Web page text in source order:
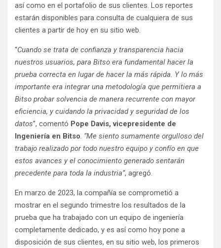
así como en el portafolio de sus clientes. Los reportes
estarán disponibles para consulta de cualquiera de sus
clientes a partir de hoy en su sitio web.
“Cuando se trata de confianza y transparencia hacia
nuestros usuarios, para Bitso era fundamental hacer la
prueba correcta en lugar de hacer la más rápida. Y lo más
importante era integrar una metodología que permitiera a
Bitso probar solvencia de manera recurrente con mayor
eficiencia, y cuidando la privacidad y seguridad de los
datos”, comentó Pope Davis, vicepresidente de
Ingeniería en Bitso. “Me siento sumamente orgulloso del
trabajo realizado por todo nuestro equipo y confío en que
estos avances y el conocimiento generado sentarán
precedente para toda la industria”, agregó.
En marzo de 2023, la compañía se comprometió a
mostrar en el segundo trimestre los resultados de la
prueba que ha trabajado con un equipo de ingeniería
completamente dedicado, y es así como hoy pone a
disposición de sus clientes, en su sitio web, los primeros